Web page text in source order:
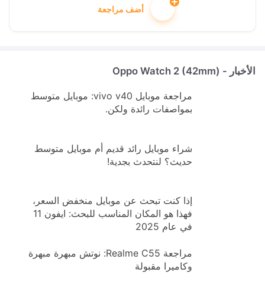
أضف مراجعة
الأخبار - Oppo Watch 2 (42mm)
مراجعة موبايل vivo v40: موبايل متوسط
بمواصفات رائدة ولكن.
شراء موبايل رائد قديم أم موبايل متوسط
حديث؟ لنتحدث بجدية!
إذا كنت تبحث عن موبايل منخفض السعر،
فهذا هو المكان المناسب للبحث: ايفون 11
في عام 2025
مراجعة Realme C55: نوتش مبهرة مبهرة
وكاميرا مقبولة